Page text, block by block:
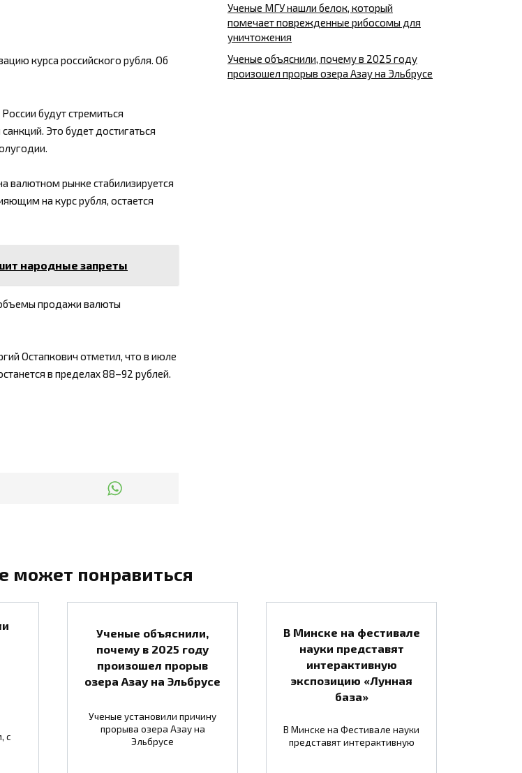
курса российского рубля. Об
будут стремиться
Это будет достигаться
валютном рынке стабилизируется
на курс рубля, остается
народные запреты
продажи валюты
Остапкович отметил, что в июле
в пределах 88–92 рублей.
Ученые МГУ нашли белок, который
помечает поврежденные рибосомы для
уничтожения
Ученые объяснили, почему в 2025 году
произошел прорыв озера Азау на Эльбрусе
может понравиться
с
Ученые объяснили,
почему в 2025 году
произошел прорыв
озера Азау на Эльбрусе
Ученые установили причину
прорыва озера Азау на
Эльбрусе
В Минске на фестивале
науки представят
интерактивную
экспозицию «Лунная
база»
В Минске на Фестивале науки
представят интерактивную